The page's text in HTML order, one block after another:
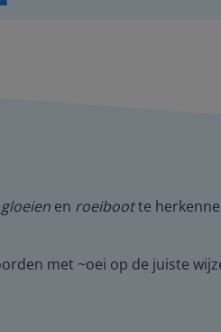
en roeibootte
met ~oei op de juiste